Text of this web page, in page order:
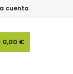
cuenta
0,00 €